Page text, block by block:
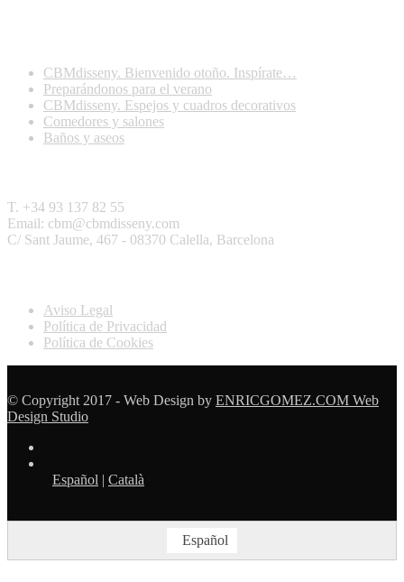
CBMdisseny. Bienvenido otoño. Inspírate…
Preparándonos para el verano
CBMdisseny. Espejos y cuadros decorativos
Comedores y salones
Baños y aseos
T. +34 93 137 82 55
Email: cbm@cbmdisseny.com
C/ Sant Jaume, 467 - 08370 Calella, Barcelona
Aviso Legal
Política de Privacidad
Política de Cookies
© Copyright 2017 - Web Design by ENRICGOMEZ.COM Web
Design Studio
Español | Català
Español